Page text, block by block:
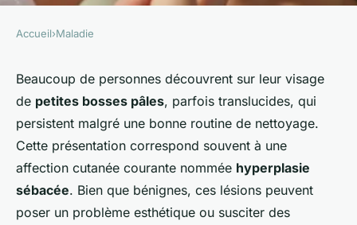
Traitement de l'hyperplasie
sébacée : solutions modernes
et approches complémentaires
Aaron•8 février 2026•6 min de lecture
Accueil›Maladie
Beaucoup de personnes découvrent sur leur visage
de petites bosses pâles, parfois translucides, qui
persistent malgré une bonne routine de nettoyage.
Cette présentation correspond souvent à une
affection cutanée courante nommée hyperplasie
sébacée. Bien que bénignes, ces lésions peuvent
poser un problème esthétique ou susciter des